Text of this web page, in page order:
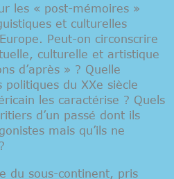
les « post-mémoires »
et culturelles
Peut-on circonscrire
culturelle et artistique
d’après » ? Quelle
politiques du XXe siècle
les caractérise ? Quels
d’un passé dont ils
mais qu’ils ne
du sous-continent, pris